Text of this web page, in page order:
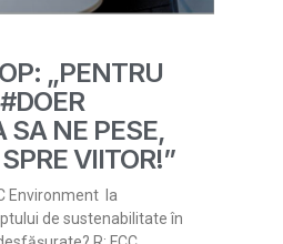
„PENTRU
NE PESE,
VIITOR!”
Environment la
de sustenabilitate în